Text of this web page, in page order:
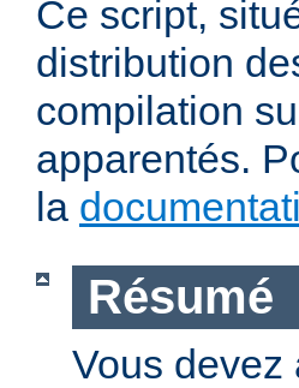
Ce script,
distribution
compilation
apparentés.
la
Résumé
Vous